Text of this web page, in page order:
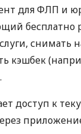
для ФЛП и
бесплатно
снимать
кэшбек
доступ к